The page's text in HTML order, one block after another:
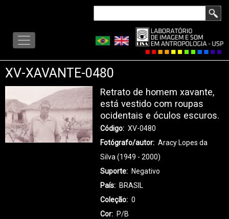
conteúdo
LISA
MENU
XV-XAVANTE-0480
Retrato de homem xavante,
está vestido com roupas
ocidentais e óculos escuros.
Código
XV-0480
Fotógrafo/autor
Aracy Lopes da
Silva (1949 - 2000)
Suporte
Negativo
País
BRASIL
Coleção
0
Cor
P/B